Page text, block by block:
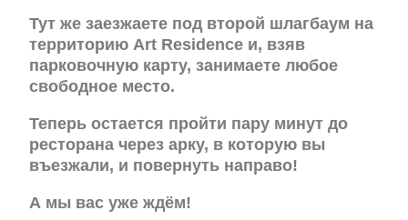
Тут же заезжаете под второй шлагбаум на
территорию Art Residence и, взяв
парковочную карту, занимаете любое
свободное место.
Теперь остается пройти пару минут до
ресторана через арку, в которую вы
въезжали, и повернуть направо!
А мы вас уже ждём!